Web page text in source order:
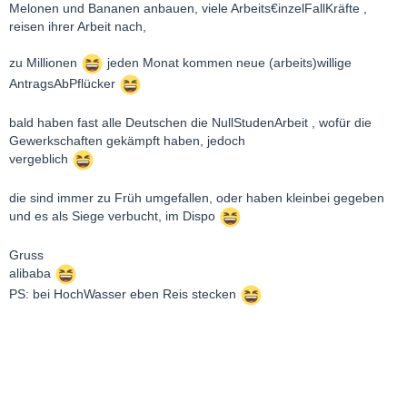
Melonen und Bananen anbauen, viele Arbeits€inzelFallKräfte ,
reisen ihrer Arbeit nach,
zu Millionen
jeden Monat kommen neue (arbeits)willige
AntragsAbPflücker
bald haben fast alle Deutschen die NullStudenArbeit , wofür die
Gewerkschaften gekämpft haben, jedoch
vergeblich
die sind immer zu Früh umgefallen, oder haben kleinbei gegeben
und es als Siege verbucht, im Dispo
Gruss
alibaba
PS: bei HochWasser eben Reis stecken